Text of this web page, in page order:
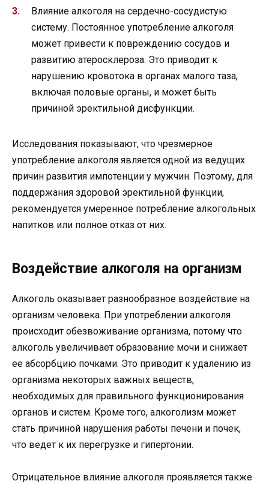
Влияние алкоголя на сердечно-сосудистую
систему. Постоянное употребление алкоголя
может привести к повреждению сосудов и
развитию атеросклероза. Это приводит к
нарушению кровотока в органах малого таза,
включая половые органы, и может быть
причиной эректильной дисфункции.
Исследования показывают, что чрезмерное
употребление алкоголя является одной из ведущих
причин развития импотенции у мужчин. Поэтому, для
поддержания здоровой эректильной функции,
рекомендуется умеренное потребление алкогольных
напитков или полное отказ от них.
Воздействие алкоголя на организм
Алкоголь оказывает разнообразное воздействие на
организм человека. При употреблении алкоголя
происходит обезвоживание организма, потому что
алкоголь увеличивает образование мочи и снижает
ее абсорбцию почками. Это приводит к удалению из
организма некоторых важных веществ,
необходимых для правильного функционирования
органов и систем. Кроме того, алкоголизм может
стать причиной нарушения работы печени и почек,
что ведет к их перегрузке и гипертонии.
Отрицательное влияние алкоголя проявляется также